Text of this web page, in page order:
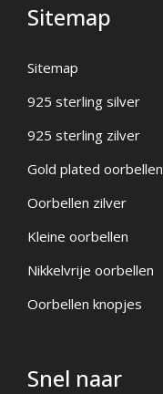
Sitemap
Sitemap
925 sterling silver
925 sterling zilver
Gold plated oorbellen
Oorbellen zilver
Kleine oorbellen
Nikkelvrije oorbellen
Oorbellen knopjes
Snel naar